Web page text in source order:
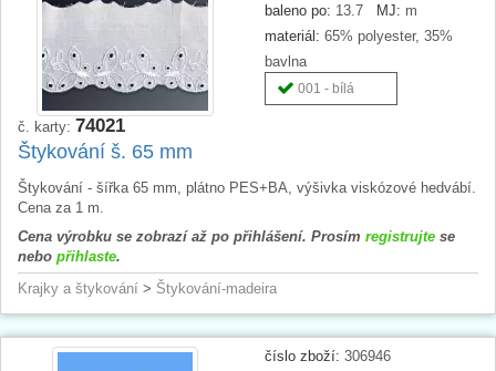
baleno po: 13.7 MJ: m
materiál: 65% polyester, 35%
bavlna
001 - bílá
č. karty: 74021
Štykování š. 65 mm
Štykování - šířka 65 mm, plátno PES+BA, výšivka viskózové hedvábí.
Cena za 1 m.
Cena výrobku se zobrazí až po přihlášení. Prosím registrujte se
nebo přihlaste.
Krajky a štykování > Štykování-madeira
číslo zboží: 306946